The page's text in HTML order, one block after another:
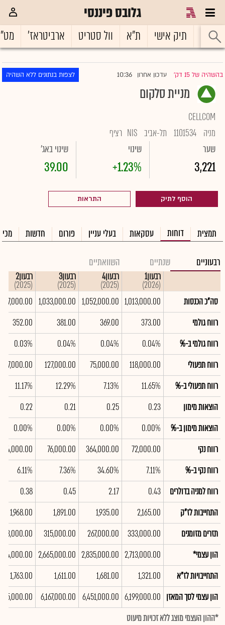
גלובס פיננסי
ראשי תיק אישי ת"א וול סטריט ארביטראז'
בהשהיה של 15 דק' |עדכון אחרון 10:36 לצפות בנתונים ללא השהיה
מניית סלקום
CELLCOM
מניה 1101534 תל-אביב NIS רציף
שער
3,221
שינוי
+1.23%
שינוי באג'
39.00
הוסף לתיק התראות
תמצית דוחות עסקאות בעלי עניין פורום חדשות
רבעוניים שנתיים השוואתיים
רבעון1
(2026)
רבעון4
(2025)
רבעון3
(2025)
רבעון2
(2025)
סה"כ הכנסות
1,013,000.00
1,052,000.00
1,033,000.00
רווח גולמי
373.00
369.00
381.00
352.00
רווח גולמי ב-%
0.04%
0.04%
0.04%
0.03%
רווח תפעולי
118,000.00
75,000.00
127,000.00
117,000.00
רווח תפעולי ב-%
11.65%
7.13%
12.29%
11.17%
הוצאות מימון
0.23
0.25
0.21
0.22
הוצאות מימון ב-%
0.00%
0.00%
0.00%
0.00%
רווח נקי
72,000.00
364,000.00
76,000.00
64,000.00
רווח נקי ב-%
7.11%
34.60%
7.36%
6.11%
רווח למניה בדולרים
0.43
2.17
0.45
0.38
התחייבות לז"ק
2,165.00
1,935.00
1,891.00
1,968.00
תזרים מזומנים
333,000.00
267,000.00
315,000.00
323,000.00
הון עצמי*
2,713,000.00
2,835,000.00
2,665,000.00
התחייבויות לז"א
1,321.00
1,681.00
1,611.00
1,763.00
הון עצמי לסך המאזן 6,199,000.00
6,451,000.00
6,167,000.00
*ההון העצמי מוצג ללא זכויות מיעוט